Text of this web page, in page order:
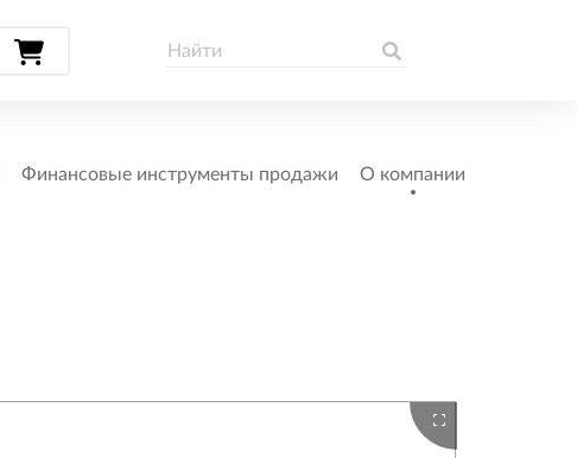
Финансовые инструменты продажи О компании